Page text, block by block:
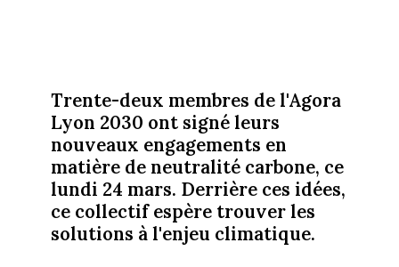
Trente-deux membres de l'Agora
Lyon 2030 ont signé leurs
nouveaux engagements en
matière de neutralité carbone, ce
lundi 24 mars. Derrière ces idées,
ce collectif espère trouver les
solutions à l'enjeu climatique.